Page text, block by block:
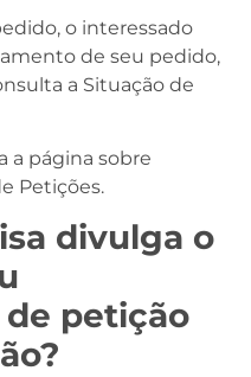
o interessado
de seu pedido,
a Situação de
a página sobre
Petições.
divulga o
petição